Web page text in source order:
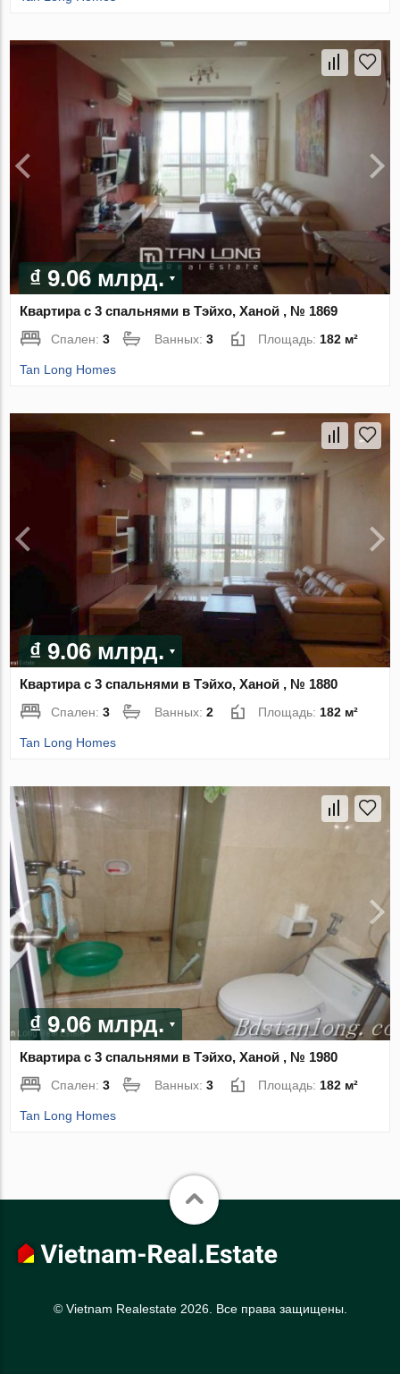
₫ 9.06 млрд.
Квартира с 3 спальнями в Тэйхо, Ханой , № 1869
Спален:3 Ванных:3 Площадь: 182 м²
Tan Long Homes
₫ 9.06 млрд.
Квартира с 3 спальнями в Тэйхо, Ханой , № 1880
Спален:3 Ванных:2 Площадь: 182 м²
Tan Long Homes
₫ 9.06 млрд.
Квартира с 3 спальнями в Тэйхо, Ханой , № 1980
Спален:3 Ванных:3 Площадь: 182 м²
Tan Long Homes
© Vietnam Realestate 2026. Все права защищены.